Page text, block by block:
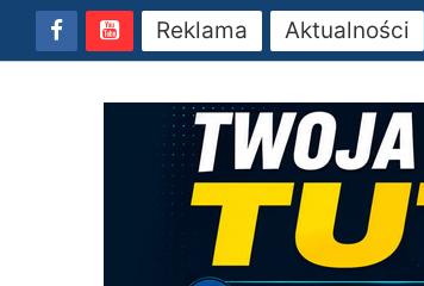
Reklama Aktualności